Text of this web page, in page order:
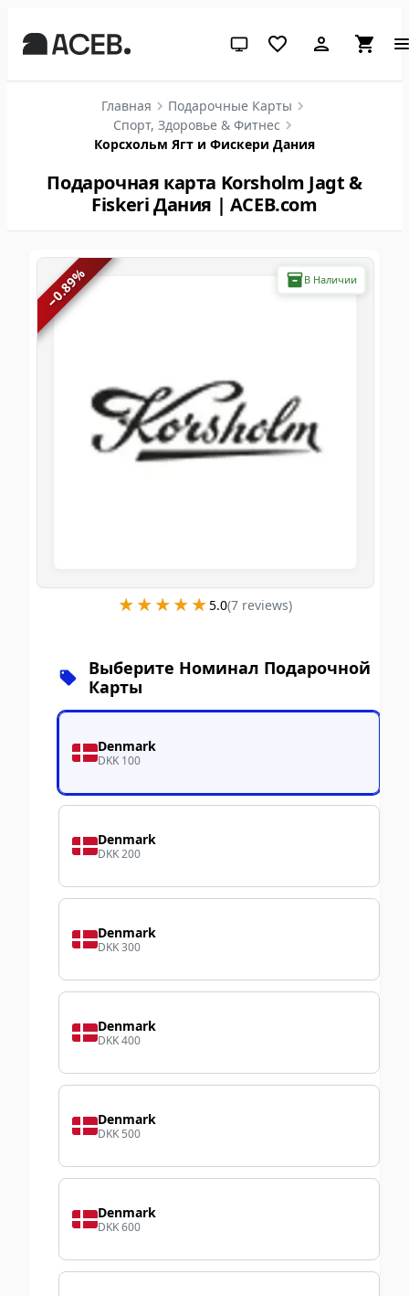
Системная тема (нажмите
Главная
Подарочные Карты
Спорт, Здоровье & Фитнес
Корсхольм Ягт и Фискери Дания
Подарочная карта Korsholm Jagt &
Fiskeri Дания | ACEB.com
В Наличии
−
0.89
%
★★★★★
★★★★★5.0(7reviews)
Выберите Номинал Подарочной
Карты
Denmark
DKK 100
Denmark
DKK 200
Denmark
DKK 300
Denmark
DKK 400
Denmark
DKK 500
Denmark
DKK 600